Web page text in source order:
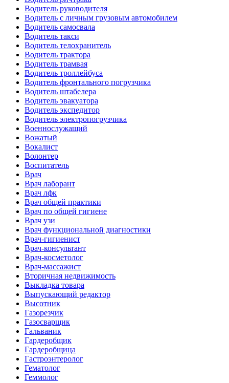
Водитель руководителя
Водитель с личным грузовым автомобилем
Водитель самосвала
Водитель такси
Водитель телохранитель
Водитель трактора
Водитель трамвая
Водитель троллейбуса
Водитель фронтального погрузчика
Водитель штабелера
Водитель эвакуатора
Водитель экспедитор
Водитель электропогрузчика
Военнослужащий
Вожатый
Вокалист
Волонтер
Воспитатель
Врач
Врач лаборант
Врач лфк
Врач общей практики
Врач по общей гигиене
Врач узи
Врач функциональной диагностики
Врач-гигиенист
Врач-консультант
Врач-косметолог
Врач-массажист
Вторичная недвижимость
Выкладка товара
Выпускающий редактор
Высотник
Газорезчик
Газосварщик
Гальваник
Гардеробщик
Гардеробщица
Гастроэнтеролог
Гематолог
Геммолог